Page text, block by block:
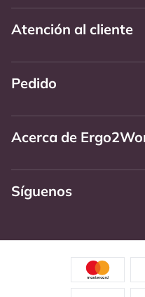
Atención al cliente
Pedido
Acerca de
Síguenos